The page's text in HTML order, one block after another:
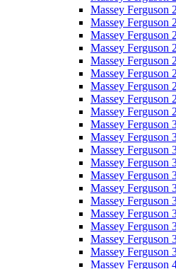
Massey Ferguson
Massey Ferguson
Massey Ferguson
Massey Ferguson
Massey Ferguson
Massey Ferguson
Massey Ferguson
Massey Ferguson
Massey Ferguson
Massey Ferguson
Massey Ferguson
Massey Ferguson
Massey Ferguson
Massey Ferguson
Massey Ferguson
Massey Ferguson
Massey Ferguson
Massey Ferguson
Massey Ferguson
Massey Ferguson
Massey Ferguson